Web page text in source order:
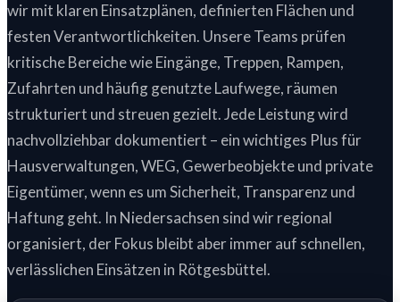
wir mit klaren Einsatzplänen, definierten Flächen und
festen Verantwortlichkeiten. Unsere Teams prüfen
kritische Bereiche wie Eingänge, Treppen, Rampen,
Zufahrten und häufig genutzte Laufwege, räumen
strukturiert und streuen gezielt. Jede Leistung wird
nachvollziehbar dokumentiert – ein wichtiges Plus für
Hausverwaltungen, WEG, Gewerbeobjekte und private
Eigentümer, wenn es um Sicherheit, Transparenz und
Haftung geht. In Niedersachsen sind wir regional
organisiert, der Fokus bleibt aber immer auf schnellen,
verlässlichen Einsätzen in Rötgesbüttel.